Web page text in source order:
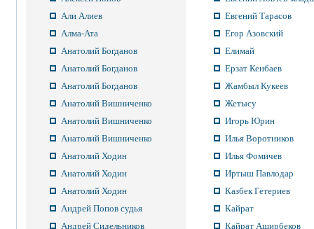
Али Алиев
Алма-Ата
Анатолий Богданов
Анатолий Богданов
Анатолий Богданов
Анатолий Вишниченко
Анатолий Вишниченко
Анатолий Вишниченко
Анатолий Ходин
Анатолий Ходин
Анатолий Ходин
Андрей Попов судья
Андрей Сидельников
Евгений Тарасов
Егор Азовский
Елимай
Ерзат Кенбаев
Жамбыл Кукеев
Жетысу
Игорь Юрин
Илья Воротников
Илья Фомичев
Иртыш Павлодар
Казбек Гетериев
Кайрат
Кайрат Аширбеков